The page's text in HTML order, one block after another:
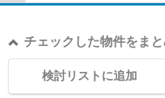
チェックした物件をま
検討リストに追加